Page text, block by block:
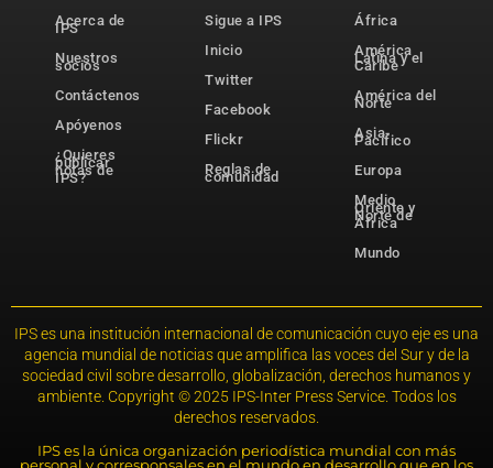
Acerca de
IPS
Nuestros
socios
Contáctenos
Apóyenos
¿Quieres
publicar
notas de
IPS?
Sigue a IPS
Inicio
Twitter
Facebook
Flickr
Reglas de
comunidad
África
América
Latina y el
Caribe
América del
Norte
Asia-
Pacífico
Europa
Medio
Oriente y
Norte de
África
Mundo
IPS es una institución internacional de comunicación cuyo eje es una
agencia mundial de noticias que amplifica las voces del Sur y de la
sociedad civil sobre desarrollo, globalización, derechos humanos y
ambiente. Copyright © 2025 IPS-Inter Press Service. Todos los
derechos reservados.
IPS es la única organización periodística mundial con más